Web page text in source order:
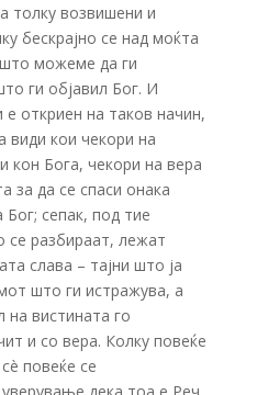
толку возвишени и
бескрајно се над моќта
можеме да ги
ги објавил Бог. И
откриен на таков начин,
види кои чекори на
кон Бога, чекори на вера
за да се спаси онака
сепак, под тие
се разбираат, лежат
слава – тајни што ја
што ги истражува, а
на вистината го
и со вера. Колку повеќе
повеќе се